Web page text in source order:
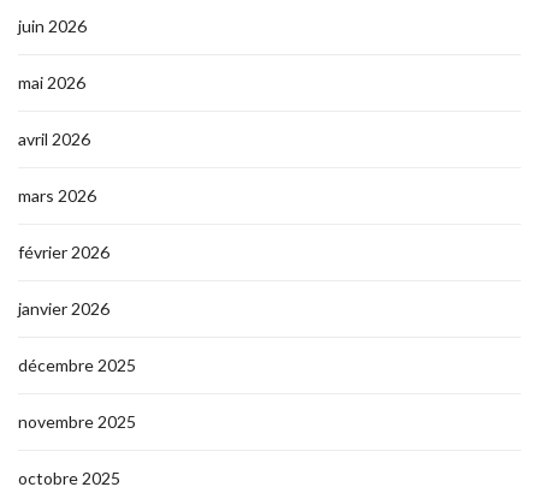
juin 2026
mai 2026
avril 2026
mars 2026
février 2026
janvier 2026
décembre 2025
novembre 2025
octobre 2025